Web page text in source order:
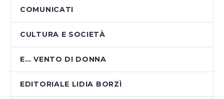
COMUNICATI
CULTURA E SOCIETÀ
E… VENTO DI DONNA
EDITORIALE LIDIA BORZÌ